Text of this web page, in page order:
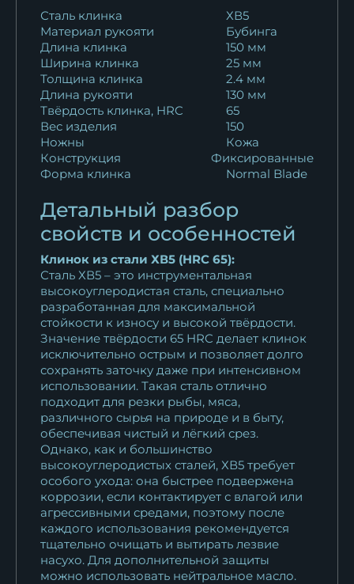
21 718
Нож Рыбак 2 ELMAX
мельхиор наборная...
21 718
Сталь клинка
ХВ5
Материал рукояти
Бубинга
Длина клинка
150 мм
Ширина клинка
25 мм
Толщина клинка
2.4 мм
Длина рукояти
130 мм
Твёрдость клинка, HRC
65
Вес изделия
150
Ножны
Кожа
Конструкция
Фиксированные
Форма клинка
Normal Blade
Детальный разбор
свойств и особенностей
Клинок из стали ХВ5 (HRC 65):
Сталь ХВ5 – это инструментальная
высокоуглеродистая сталь, специально
разработанная для максимальной
стойкости к износу и высокой твёрдости.
Значение твёрдости 65 HRC делает клинок
исключительно острым и позволяет долго
сохранять заточку даже при интенсивном
использовании. Такая сталь отлично
подходит для резки рыбы, мяса,
различного сырья на природе и в быту,
обеспечивая чистый и лёгкий срез.
Однако, как и большинство
высокоуглеродистых сталей, ХВ5 требует
особого ухода: она быстрее подвержена
коррозии, если контактирует с влагой или
агрессивными средами, поэтому после
каждого использования рекомендуется
тщательно очищать и вытирать лезвие
насухо. Для дополнительной защиты
можно использовать нейтральное масло.